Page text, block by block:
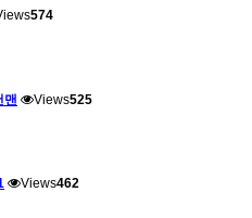
574
맨 Views525
Views462